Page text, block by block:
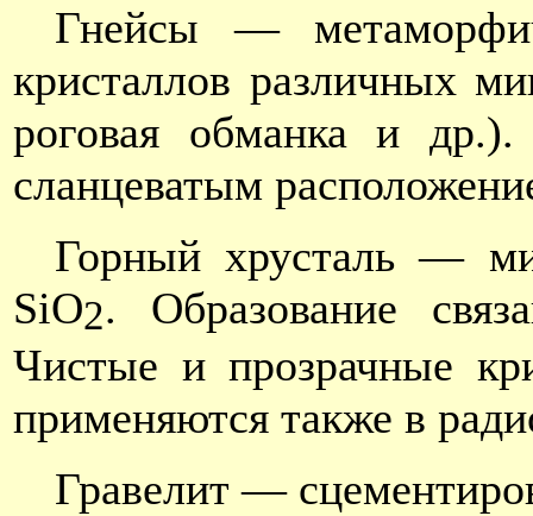
Гнейсы —
кристаллов различных
роговая обманка и др.).
сланцеватым
Горный хрусталь —
SiO2. Образование
Чистые и прозрачные
применяются также в
Гравелит —